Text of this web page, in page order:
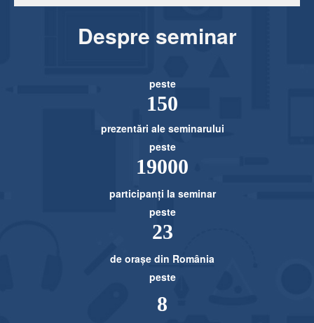
Despre seminar
peste
1​50
prezentări ale seminarului
peste
1​9000
participanți la seminar
peste
23
de orașe din România
peste
8